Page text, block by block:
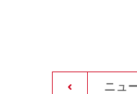
ニュ